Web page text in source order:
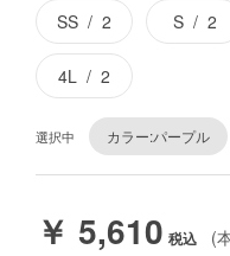
SS 2 S 2
4L 2
選択中 カラー:パープル
￥ 5,610 (